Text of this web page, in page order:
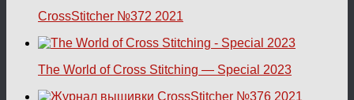
CrossStitcher №372 2021
The World of Cross Stitching — Special 2023